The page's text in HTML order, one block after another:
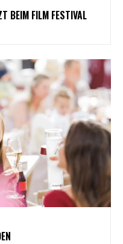
BEIM FILM FESTIVAL